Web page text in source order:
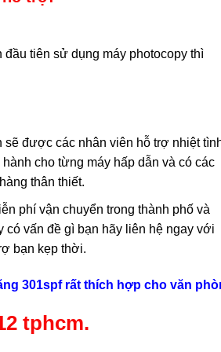
tiên sử dụng máy photocopy thì
sẽ được các nhân viên hỗ trợ nhiệt
cho từng máy hấp dẫn và có các
thân thiết.
phí vận chuyển trong thành phố và
có vấn đề gì bạn hãy liên hệ ngay với
bạn kẹp thời.
301spf rất thích hợp cho văn
tphcm.